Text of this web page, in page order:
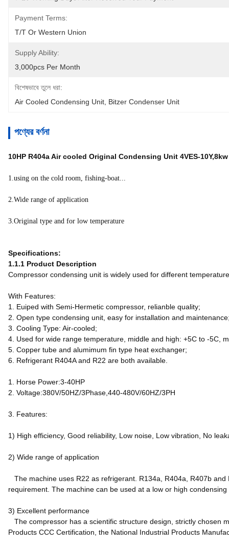
Payment Terms:
T/T Or Western Union
Supply Ability:
3,000pcs Per Month
বিশেষভাবে তুলে ধরা:
Air Cooled Condensing Unit Bitzer Condenser Unit
পণ্যের বর্ণনা
10HP R404a Air cooled Original Condensing Unit 4VES-10Y,8kw
1.using on the cold room, fishing-boat...
2.Wide range of application
3.Original type and for low temperature
Specifications:
1.1.1 Product Description
Compressor condensing unit is widely used for different
With Features:
1. Euiped with Semi-Hermetic compressor, relianble quality;
2. Open type condensing unit, easy for installation and
3. Cooling Type: Air-cooled;
4. Used for wide range temperature, middle and high: +5C to -5C,
5. Copper tube and alumimum fin type heat exchanger;
6. Refrigerant R404A and R22 are both available.
1. Horse Power:3-40HP
2. Voltage:380V/50HZ/3Phase,440-480V/60HZ/3PH
3. Features:
1) High efficiency, Good reliability, Low noise, Low vibration, No
2) Wide range of application
The machine uses R22 as refrigerant. R134a, R404a, R407b
requirement. The machine can be used at a low or high
3) Excellent performance
The compressor has a scientific structure design, strictly chosen
Products CCC Certification, the National Industrial Products